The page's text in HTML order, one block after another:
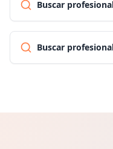
Buscar
Buscar